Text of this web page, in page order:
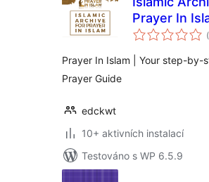
Prayer In
Prayer In Islam | Your step-by-
Prayer Guide
edckwt
10+ aktivních instalací
Testováno s WP 6.5.9